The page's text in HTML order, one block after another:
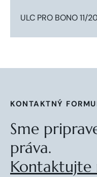
ULC PRO BONO 11/
KONTAKTNÝ
Sme
práva.
Kontaktujte